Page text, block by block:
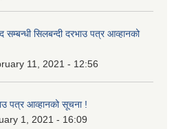
सिलबन्दी दरभाउ पत्र आव्हानको
11, 2021 - 12:56
पत्र आव्हानको सूचना !
1, 2021 - 16:09